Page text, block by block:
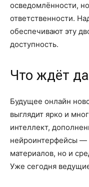
осведомлённости,
ответственности.
обеспечивают эту
доступность.
Что ждёт
Будущее онлайн
выглядит ярко и
интеллект,
нейроинтерфейсы —
материалов, но и
Уже сегодня